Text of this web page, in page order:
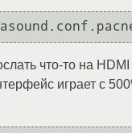
что-то на
играет с